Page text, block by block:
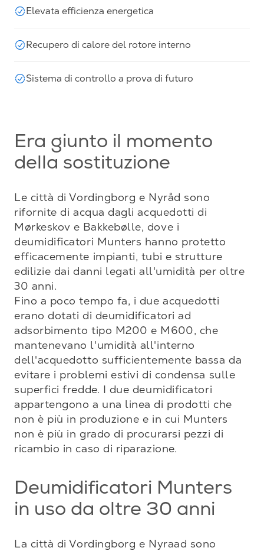
Elevata efficienza energetica
Recupero di calore del rotore interno
Sistema di controllo a prova di futuro
Era giunto il momento
della sostituzione
Le città di Vordingborg e Nyråd sono
rifornite di acqua dagli acquedotti di
Mørkeskov e Bakkebølle, dove i
deumidificatori Munters hanno protetto
efficacemente impianti, tubi e strutture
edilizie dai danni legati all'umidità per oltre
30 anni.
Fino a poco tempo fa, i due acquedotti
erano dotati di deumidificatori ad
adsorbimento tipo M200 e M600, che
mantenevano l'umidità all'interno
dell'acquedotto sufficientemente bassa da
evitare i problemi estivi di condensa sulle
superfici fredde. I due deumidificatori
appartengono a una linea di prodotti che
non è più in produzione e in cui Munters
non è più in grado di procurarsi pezzi di
ricambio in caso di riparazione.
Deumidificatori Munters
in uso da oltre 30 anni
La città di Vordingborg e Nyraad sono